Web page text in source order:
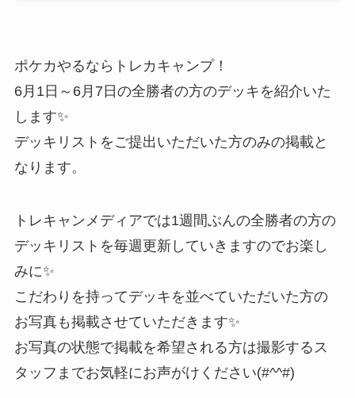
ポケカやるならトレカキャンプ！
6月1日～6月7日の全勝者の方のデッキを紹介いた
します✨
デッキリストをご提出いただいた方のみの掲載と
なります。
トレキャンメディアでは1週間ぶんの全勝者の方の
デッキリストを毎週更新していきますのでお楽し
みに✨
こだわりを持ってデッキを並べていただいた方の
お写真も掲載させていただきます✨
お写真の状態で掲載を希望される方は撮影するス
タッフまでお気軽にお声がけください(#^^#)